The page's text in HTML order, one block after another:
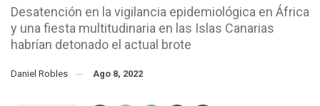
Desatención en la vigilancia epidemiológica en África
y una fiesta multitudinaria en las Islas Canarias
habrían detonado el actual brote
Daniel Robles Ago 8, 2022